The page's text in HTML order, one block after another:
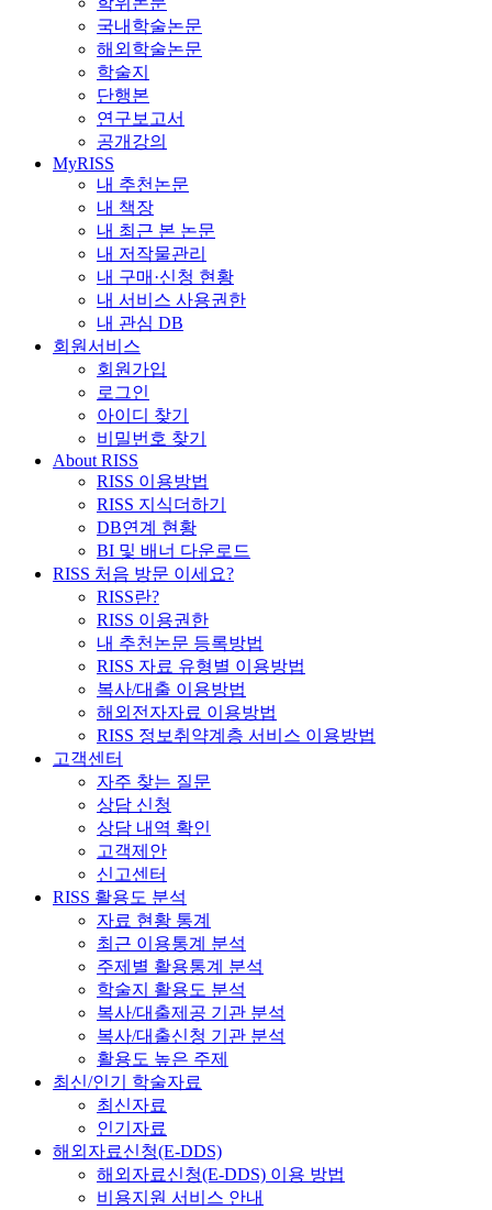
국내학술논문
해외학술논문
학술지
단행본
연구보고서
공개강의
MyRISS
내 추천논문
내 책장
내 최근 본 논문
내 저작물관리
내 구매·신청 현황
내 서비스 사용권한
내 관심 DB
회원서비스
회원가입
로그인
아이디 찾기
비밀번호 찾기
About RISS
RISS 이용방법
RISS 지식더하기
DB연계 현황
BI 및 배너 다운로드
RISS 처음 방문 이세요?
RISS란?
RISS 이용권한
내 추천논문 등록방법
RISS 자료 유형별 이용방법
복사/대출 이용방법
해외전자자료 이용방법
RISS 정보취약계층 서비스 이용방법
고객센터
자주 찾는 질문
상담 신청
상담 내역 확인
고객제안
신고센터
RISS 활용도 분석
자료 현황 통계
최근 이용통계 분석
주제별 활용통계 분석
학술지 활용도 분석
복사/대출제공 기관 분석
복사/대출신청 기관 분석
활용도 높은 주제
최신/인기 학술자료
최신자료
인기자료
해외자료신청(E-DDS)
해외자료신청(E-DDS) 이용 방법
비용지원 서비스 안내